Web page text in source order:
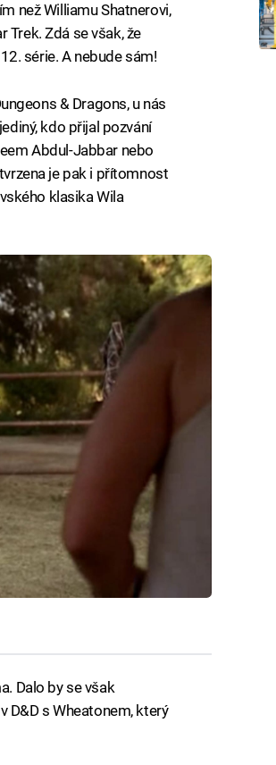
než Williamu Shatnerovi,
Trek. Zdá se však, že
série. A nebude sám!
& Dragons, u nás
kdo přijal pozvání
Abdul-Jabbar nebo
je pak i přítomnost
klasika Wila
Dalo by se však
D&D s Wheatonem, který